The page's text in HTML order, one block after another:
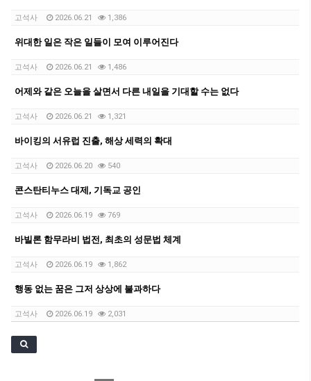
고석사 2026.06.21 1,386
위대한 일은 작은 일들이 모여 이루어진다
고석사 2026.06.21 1,486
어제와 같은 오늘을 살면서 다른 내일을 기대할 수는 없다
고석사 2026.06.21 1,321
바이킹의 서유럽 진출, 해상 세력의 확대
고석사 2026.06.20 540
콘스탄티누스 대제, 기독교 공인
고석사 2026.06.19 769
바빌론 함무라비 법전, 최초의 성문법 체계
고석사 2026.06.19 1,862
행동 없는 꿈은 그저 상상에 불과하다
고석사 2026.06.19 2,031